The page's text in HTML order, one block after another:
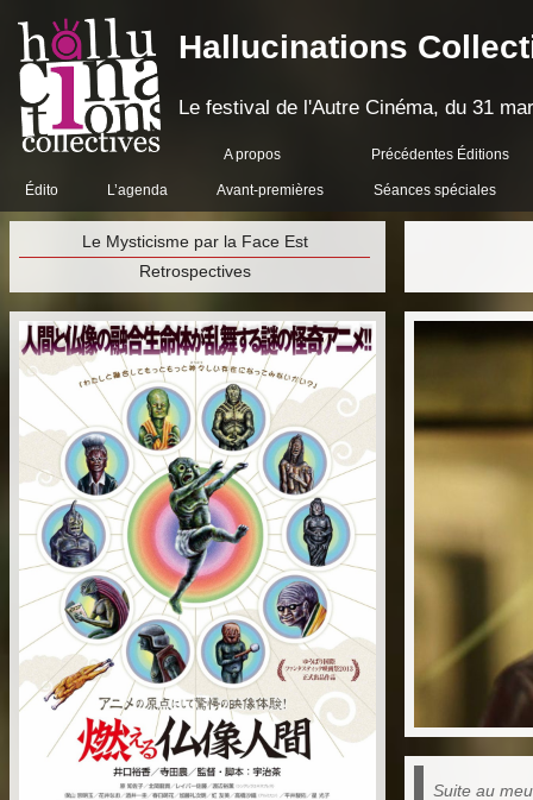
Hallucinations
Le festival de l'Autre Cinéma, du 31
A propos Précédentes Éditions
Édito L’agenda Avant-premières Séances spéciales
Le Mysticisme par la Face Est
Retrospectives
Suite au